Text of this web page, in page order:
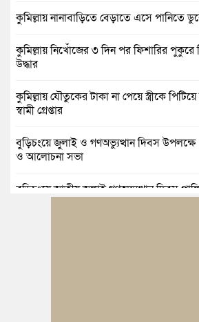
কুমিল্লায় নানাবাড়িতে বেড়াতে এসে পানিতে
কুমিল্লায় নিখোঁজের ৩ দিন পর ফিশারির
উদ্ধার
কুমিল্লায় যৌতুকের টাকা না পেয়ে স্ত্রীকে
স্বামী গ্রেপ্তার
বুড়িচংয়ে জুলাই ও গণঅভ্যুত্থান দিবস উপলক্ষে
ও আলোচনা সভা
বুড়িচংয়ে জাতীয় জুলাই গণঅভ্যুত্থান দিবস